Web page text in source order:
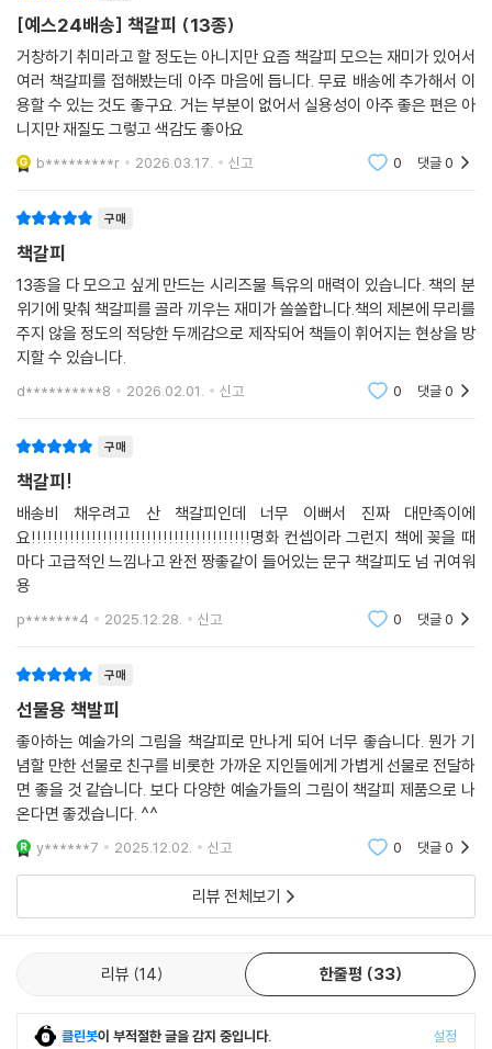
[예스24배송] 책갈피 (13종)
거창하기 취미라고 할 정도는 아니지만 요즘 책갈피 모으는 재미가 있어서
여러 책갈피를 접해봤는데 아주 마음에 듭니다. 무료 배송에 추가해서 이
용할 수 있는 것도 좋구요. 거는 부분이 없어서 실용성이 아주 좋은 편은 아
니지만 재질도 그렇고 색감도 좋아요
b*********r 2026.03.17. 신고 0 댓글0
구매
책갈피
13종을 다 모으고 싶게 만드는 시리즈물 특유의 매력이 있습니다. 책의 분
위기에 맞춰 책갈피를 골라 끼우는 재미가 쏠쏠합니다.책의 제본에 무리를
주지 않을 정도의 적당한 두께감으로 제작되어 책들이 휘어지는 현상을 방
지할 수 있습니다.
d**********8 2026.02.01. 신고 0 댓글0
구매
책갈피!
배송비 채우려고 산 책갈피인데 너무 이뻐서 진짜 대만족이에
요!!!!!!!!!!!!!!!!!!!!!!!!!!!!!!!!!!!!!!!!명화 컨셉이라 그런지 책에 꽂을 때
마다 고급적인 느낌나고 완전 짱좋같이 들어있는 문구 책갈피도 넘 귀여워
용
p*******4 2025.12.28. 신고 0 댓글0
구매
선물용 책발피
좋아하는 예술가의 그림을 책갈피로 만나게 되어 너무 좋습니다. 뭔가 기
념할 만한 선물로 친구를 비롯한 가까운 지인들에게 가볍게 선물로 전달하
면 좋을 것 같습니다. 보다 다양한 예술가들의 그림이 책갈피 제품으로 나
온다면 좋겠습니다. ^^
y******7 2025.12.02. 신고 0 댓글0
리뷰 전체보기
리뷰 14 한줄평 33
클린봇이 부적절한 글을 감지 중입니다. 설정